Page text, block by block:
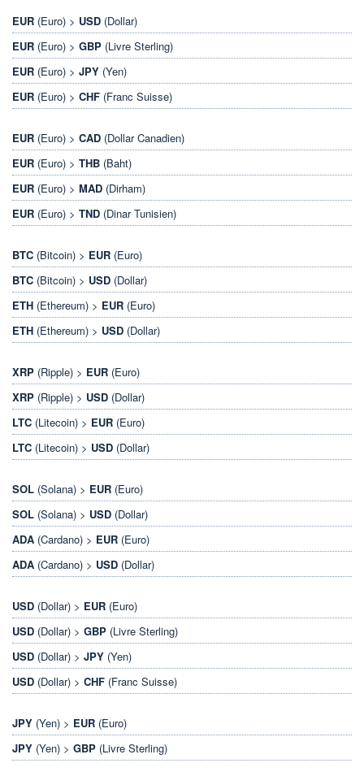
EUR (Euro) > USD (Dollar)
EUR (Euro) > GBP (Livre Sterling)
EUR (Euro) > JPY (Yen)
EUR (Euro) > CHF (Franc Suisse)
EUR (Euro) > CAD (Dollar Canadien)
EUR (Euro) > THB (Baht)
EUR (Euro) > MAD (Dirham)
EUR (Euro) > TND (Dinar Tunisien)
BTC (Bitcoin) > EUR (Euro)
BTC (Bitcoin) > USD (Dollar)
ETH (Ethereum) > EUR (Euro)
ETH (Ethereum) > USD (Dollar)
XRP (Ripple) > EUR (Euro)
XRP (Ripple) > USD (Dollar)
LTC (Litecoin) > EUR (Euro)
LTC (Litecoin) > USD (Dollar)
SOL (Solana) > EUR (Euro)
SOL (Solana) > USD (Dollar)
ADA (Cardano) > EUR (Euro)
ADA (Cardano) > USD (Dollar)
USD (Dollar) > EUR (Euro)
USD (Dollar) > GBP (Livre Sterling)
USD (Dollar) > JPY (Yen)
USD (Dollar) > CHF (Franc Suisse)
JPY (Yen) > EUR (Euro)
JPY (Yen) > GBP (Livre Sterling)